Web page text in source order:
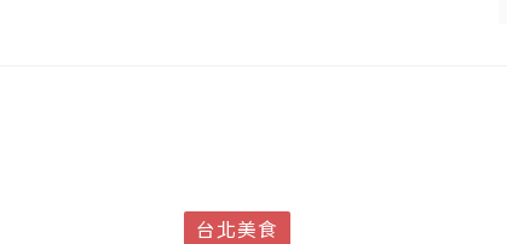
台北美食